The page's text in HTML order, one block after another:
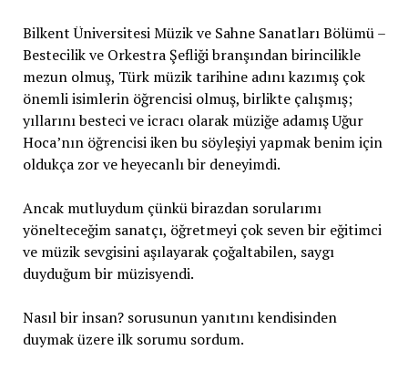
Bilkent Üniversitesi Müzik ve Sahne Sanatları Bölümü –
Bestecilik ve Orkestra Şefliği branşından birincilikle
mezun olmuş, Türk müzik tarihine adını kazımış çok
önemli isimlerin öğrencisi olmuş, birlikte çalışmış;
yıllarını besteci ve icracı olarak müziğe adamış Uğur
Hoca’nın öğrencisi iken bu söyleşiyi yapmak benim için
oldukça zor ve heyecanlı bir deneyimdi.
Ancak mutluydum çünkü birazdan sorularımı
yönelteceğim sanatçı, öğretmeyi çok seven bir eğitimci
ve müzik sevgisini aşılayarak çoğaltabilen, saygı
duyduğum bir müzisyendi.
Nasıl bir insan? sorusunun yanıtını kendisinden
duymak üzere ilk sorumu sordum.